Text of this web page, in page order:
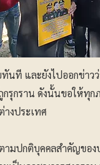
ที และยังไปออกข่าวว่
รุกราน ดังนั้นขอให้ทุ
างประเทศ
ปกติบุคคลสำคัญของป